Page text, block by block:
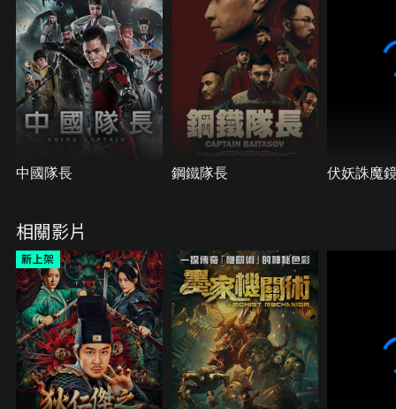
中國隊長 鋼鐵隊長 伏妖誅魔
相關影片